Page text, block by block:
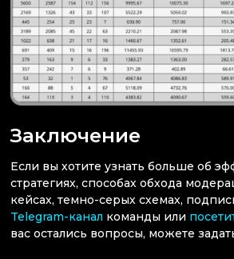
Заключение
Если вы хотите узнать больше об
стратегиях, способах обхода
кейсах, темно-серых схемах,
Telegram-канал команды или
вас остались вопросы, можете